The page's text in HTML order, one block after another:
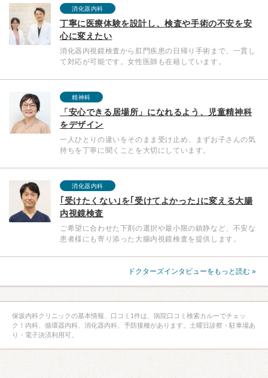
消化器内科
丁寧に医療体験を設計し、検査や手術の不安を安
心に変えたい
消化器内視鏡検査から肛門疾患の日帰り手術まで、一貫し
て対応が可能です。女性医師も在籍しています。
精神科
「安心できる居場所」になれるよう、児童精神科
をデザイン
一人ひとりの違いをそのまま受け止め、まずお子さんの気
持ちを丁寧に聞くことを大切にしています。
消化器内科
｢受けたくない｣を｢受けてよかった｣に変える大腸
内視鏡検査
ご希望に合わせた下剤の選択や最小限の鎮静など、不安な
患者様にも寄り添った大腸内視鏡検査を提供します。
ドクターズインタビューをもっと読む »
保坂内科クリニックの基本情報、口コミ1件は、病院口コミ検索カルーでチェッ
ク！内科、循環器内科、消化器内科、予防接種があります。土曜日診察・駐車場あ
り・電子決済利用可。